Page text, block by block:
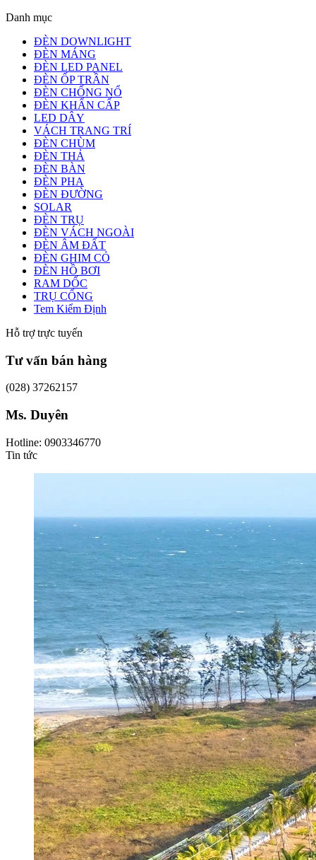
Danh mục
ĐÈN DOWNLIGHT
ĐÈN MÁNG
ĐÈN LED PANEL
ĐÈN ỐP TRẦN
ĐÈN CHỐNG NỔ
ĐÈN KHẨN CẤP
LED DÂY
VÁCH TRANG TRÍ
ĐÈN CHÙM
ĐÈN THẢ
ĐÈN BÀN
ĐÈN PHA
ĐÈN ĐƯỜNG
SOLAR
ĐÈN TRỤ
ĐÈN VÁCH NGOÀI
ĐÈN ÂM ĐẤT
ĐÈN GHIM CỎ
ĐÈN HỒ BƠI
RAM DỐC
TRỤ CỔNG
Tem Kiểm Định
Hỗ trợ trực tuyến
Tư vấn bán hàng
(028) 37262157
Ms. Duyên
Hotline: 0903346770
Tin tức